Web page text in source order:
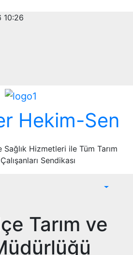
10:26
Hekim-Sen
Hizmetleri ile Tüm Tarım
Sendikası
Tarım ve